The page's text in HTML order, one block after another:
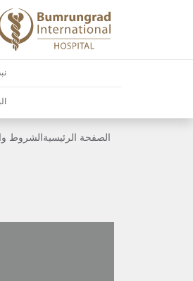
الصفحة الرئيسية الشروط